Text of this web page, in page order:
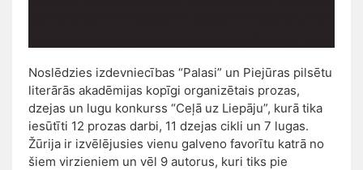
Noslēdzies izdevniecības “Palasi” un Piejūras pilsētu
literārās akadēmijas kopīgi organizētais prozas,
dzejas un lugu konkurss “Ceļā uz Liepāju”, kurā tika
iesūtīti 12 prozas darbi, 11 dzejas cikli un 7 lugas.
Žūrija ir izvēlējusies vienu galveno favorītu katrā no
šiem virzieniem un vēl 9 autorus, kuri tiks pie